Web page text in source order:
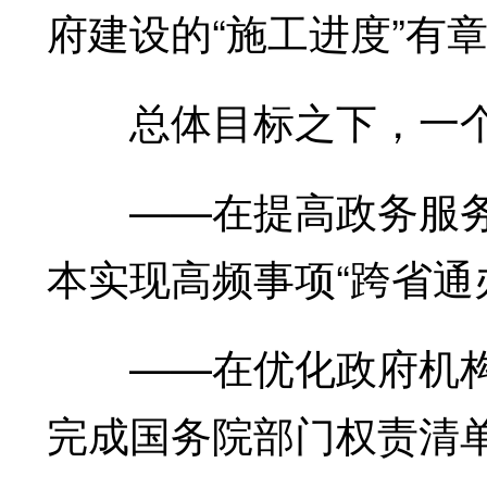
府建设的“施工进度”有
总体目标之下，一个
——在提高政务服务
本实现高频事项“跨省通
——在优化政府机构
完成国务院部门权责清